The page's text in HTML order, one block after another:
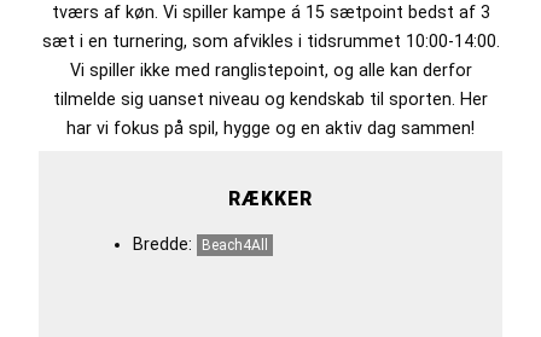
tværs af køn. Vi spiller kampe á 15 sætpoint bedst af 3
sæt i en turnering, som afvikles i tidsrummet 10:00-14:00.
Vi spiller ikke med ranglistepoint, og alle kan derfor
tilmelde sig uanset niveau og kendskab til sporten. Her
har vi fokus på spil, hygge og en aktiv dag sammen!
RÆKKER
Bredde: Beach4All